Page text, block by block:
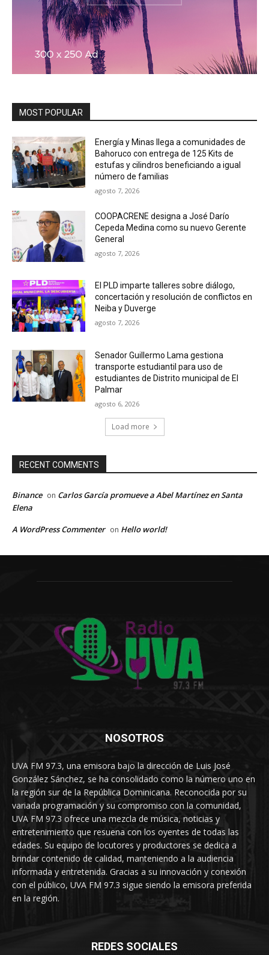
MOST POPULAR
Energía y Minas llega a comunidades de
Bahoruco con entrega de 125 Kits de
estufas y cilindros beneficiando a igual
número de familias
agosto 7, 2026
COOPACRENE designa a José Darío
Cepeda Medina como su nuevo Gerente
General
agosto 7, 2026
El PLD imparte talleres sobre diálogo,
concertación y resolución de conflictos en
Neiba y Duverge
agosto 7, 2026
Senador Guillermo Lama gestiona
transporte estudiantil para uso de
estudiantes de Distrito municipal de El
Palmar
agosto 6, 2026
Load more
RECENT COMMENTS
Binance on Carlos García promueve a Abel Martínez en Santa
Elena
A WordPress Commenter on Hello world!
NOSOTROS
UVA FM 97.3, una emisora bajo la dirección de Luis José
González Sánchez, se ha consolidado como la número uno en
la región sur de la República Dominicana. Reconocida por su
variada programación y su compromiso con la comunidad,
UVA FM 97.3 ofrece una mezcla de música, noticias y
entretenimiento que resuena con los oyentes de todas las
edades. Su equipo de locutores y productores se dedica a
brindar contenido de calidad, manteniendo a la audiencia
informada y entretenida. Gracias a su innovación y conexión
con el público, UVA FM 97.3 sigue siendo la emisora preferida
en la región.
REDES SOCIALES